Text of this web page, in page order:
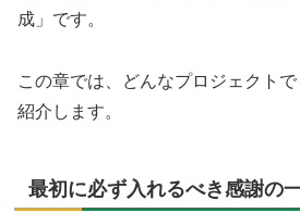
成」です。
この章では、どんなプロジェクト
紹介します。
最初に必ず入れるべき感謝の